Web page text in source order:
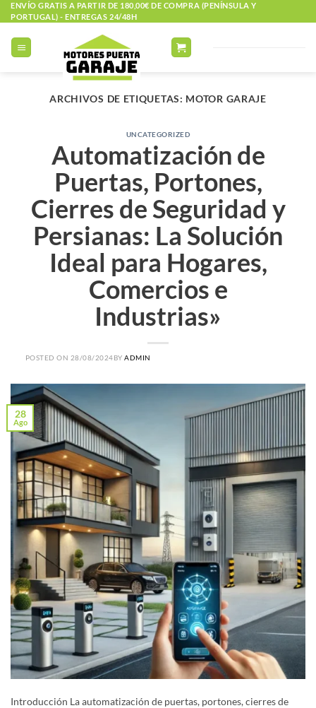
Saltar
al
contenido
ENVÍO GRATIS A PARTIR DE 180,00€ DE COMPRA (PENÍNSULA Y
PORTUGAL) - ENTREGAS 24/48H
ARCHIVOS DE ETIQUETAS: MOTOR GARAJE
UNCATEGORIZED
Automatización de
Puertas, Portones,
Cierres de Seguridad y
Persianas: La Solución
Ideal para Hogares,
Comercios e
Industrias»
POSTED ON 28/08/2024BYADMIN
28
Ago
Introducción La automatización de puertas, portones, cierres de